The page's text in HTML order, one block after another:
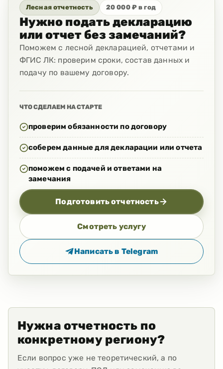
Лесная отчетность 20 000 ₽ в год
Нужно подать декларацию
или отчет без замечаний?
Поможем с лесной декларацией, отчетами и
ФГИС ЛК: проверим сроки, состав данных и
подачу по вашему договору.
ЧТО СДЕЛАЕМ НА СТАРТЕ
проверим обязанности по договору
соберем данные для декларации или отчета
поможем с подачей и ответами на
замечания
Подготовить отчетность
Смотреть услугу
Написать в Telegram
Нужна отчетность по
конкретному региону?
Если вопрос уже не теоретический, а по